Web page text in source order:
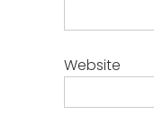
Website